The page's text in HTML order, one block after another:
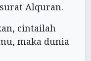
Alquran.
cintailah
maka dunia